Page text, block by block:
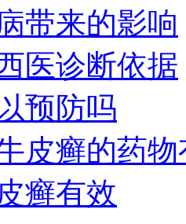
带来的影响
医诊断依据
预防吗
皮癣的药
癣有效